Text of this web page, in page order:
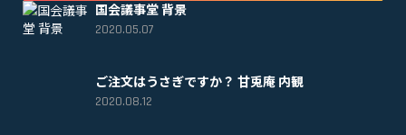
国会議事堂 背景
2020.05.07
ご注文はうさぎですか？ 甘兎庵 内観
2020.08.12